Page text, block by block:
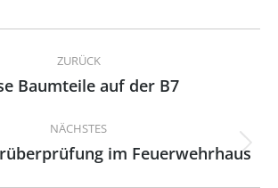
ZURÜCK
Vorheriger
Baumteile auf der B7
NÄCHSTES
Nächsterim Feuerwehrhaus